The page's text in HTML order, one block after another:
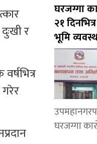
र
घरजग्गा
२१
भूमि
घरजग्गा